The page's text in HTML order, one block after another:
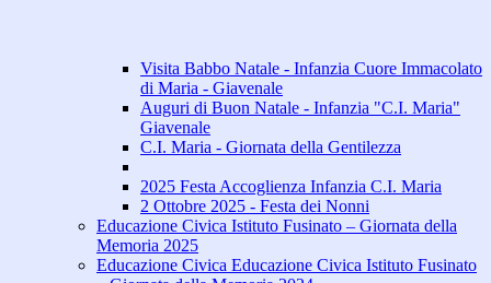
Visita Babbo Natale - Infanzia Cuore Immacolato
di Maria - Giavenale
Auguri di Buon Natale - Infanzia "C.I. Maria"
Giavenale
C.I. Maria - Giornata della Gentilezza
2025 Festa Accoglienza Infanzia C.I. Maria
2 Ottobre 2025 - Festa dei Nonni
Educazione Civica Istituto Fusinato – Giornata della
Memoria 2025
Educazione Civica Educazione Civica Istituto Fusinato